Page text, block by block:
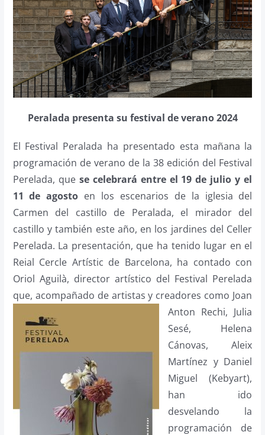
Peralada presenta su festival de verano 2024
El Festival Peralada ha presentado esta mañana la
programación de verano de la 38 edición del Festival
Perelada, que se celebrará entre el 19 de julio y el
11 de agosto en los escenarios de la iglesia del
Carmen del castillo de Peralada, el mirador del
castillo y también este año, en los jardines del Celler
Perelada. La presentación, que ha tenido lugar en el
Reial Cercle Artístic de Barcelona, ha contado con
Oriol Aguilà, director artístico del Festival Perelada
que, acompañado de artistas y creadores como Joan
Anton Rechi, Julia
Sesé, Helena
Cánovas, Aleix
Martínez y Daniel
Miguel (Kebyart),
han ido
desvelando la
programación de